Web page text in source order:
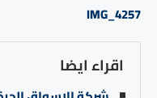
IMG_4257
اقراء ايضا